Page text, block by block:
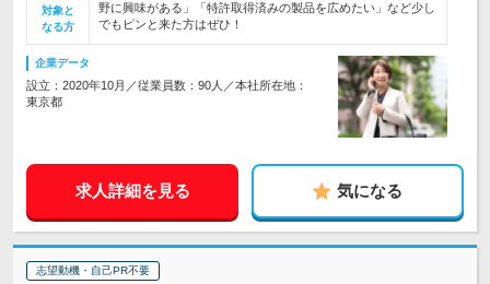
対象と
なる方
野に興味がある」「特許取得済みの製品を広めたい」など少し
でもピンと来た方はぜひ！
企業データ
設立：2020年10月／従業員数：90人／本社所在地：
東京都
求人詳細を見る 気になる
志望動機・自己PR不要